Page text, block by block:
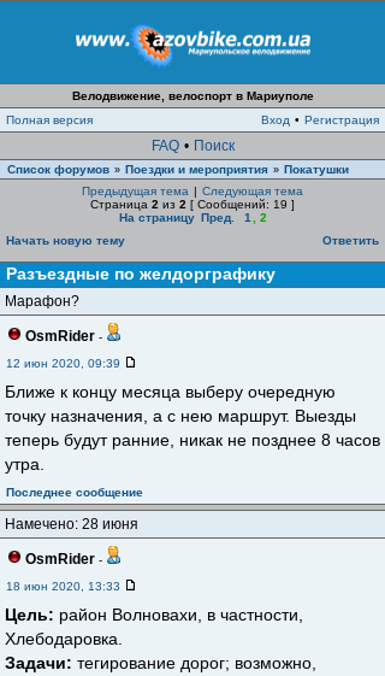
Велодвижение, велоспорт в Мариуполе
Полная версия
Вход • Регистрация
FAQ • Поиск
Список форумов » Поездки и мероприятия » Покатушки
Предыдущая тема | Следующая тема
Страница 2 из 2 [ Сообщений: 19 ]
На страницу Пред. 1
2
Начать новую тему
Ответить
Разъездные по желдорграфику
Марафон?
OsmRider -
12 июн 2020, 09:39
Ближе к концу месяца выберу очередную
точку назначения, а с нею маршрут. Выезды
теперь будут ранние, никак не позднее 8 часов
утра.
Последнее сообщение
Намечено: 28 июня
OsmRider -
18 июн 2020, 13:33
Цель: район Волновахи, в частности,
Хлебодаровка.
Задачи: тегирование дорог; возможно,